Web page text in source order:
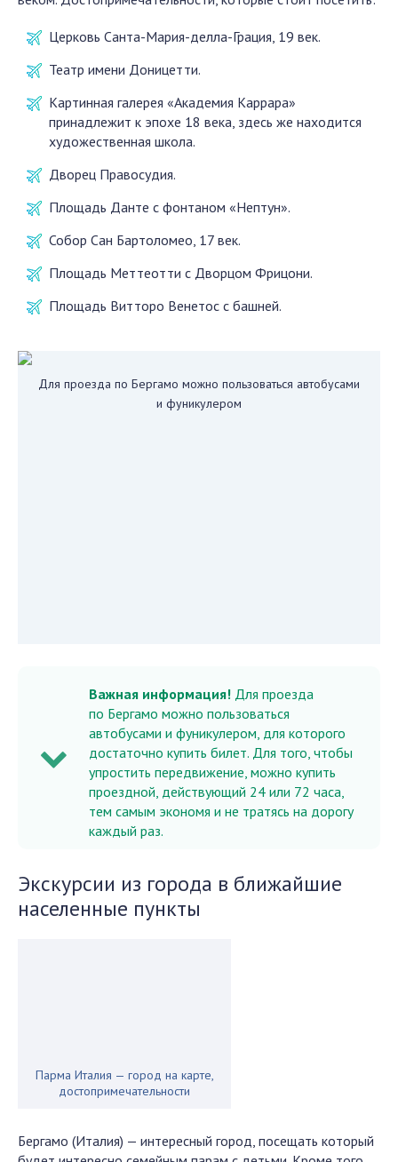
Церковь Санта-Мария-делла-Грация, 19 век.
Театр имени Доницетти.
Картинная галерея «Академия Каррара»
принадлежит к эпохе 18 века, здесь же находится
художественная школа.
Дворец Правосудия.
Площадь Данте с фонтаном «Нептун».
Собор Сан Бартоломео, 17 век.
Площадь Меттеотти с Дворцом Фрицони.
Площадь Витторо Венетос с башней.
Для проезда по Бергамо можно пользоваться автобусами
и фуникулером
Важная информация! Для проезда
по Бергамо можно пользоваться
автобусами и фуникулером, для которого
достаточно купить билет. Для того, чтобы
упростить передвижение, можно купить
проездной, действующий 24 или 72 часа,
тем самым экономя и не тратясь на дорогу
каждый раз.
Экскурсии из города в ближайшие
населенные пункты
Парма Италия — город на карте,
достопримечательности
Бергамо (Италия) — интересный город, посещать который